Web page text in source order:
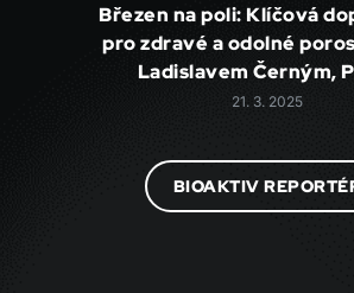
Březen na poli: Klíčová
pro zdravé a odolné
Ladislavem Černým,
21. 3. 2025
BIOAKTIV